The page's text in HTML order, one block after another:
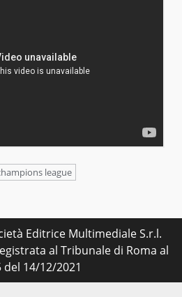
league
Editrice Multimediale S.r.l.
al Tribunale di Roma al
del 14/12/2021